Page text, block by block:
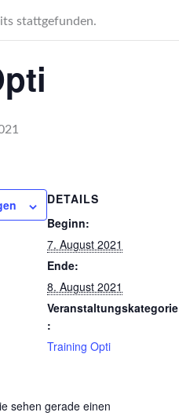
stattgefunden.
DETAILS
Beginn:
7. August 2021
Ende:
8. August 2021
Veranstaltungskategorie
:
Training Opti
sehen gerade einen